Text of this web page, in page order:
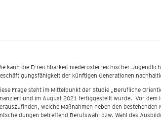
kann die Erreichbarkeit niederösterreichischer
der künftigen Generationen
Frage steht im Mittelpunkt der Studie „Berufliche
und im August 2021 fertiggestellt wurde. Vor dem
welche Maßnahmen neben den
betreffend Berufswahl bzw. Wahl des